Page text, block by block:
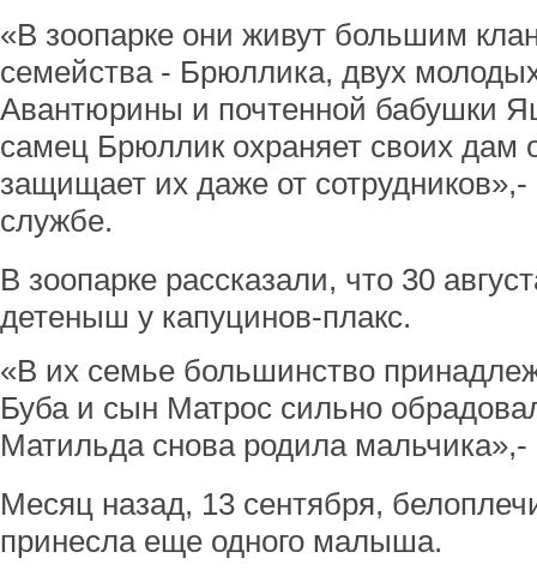
«В зоопарке они живут большим
семейства - Брюллика, двух
Авантюрины и почтенной бабушки
самец Брюллик охраняет своих дам
защищает их даже от
службе.
В зоопарке рассказали, что 30
детеныш у капуцинов-плакс.
«В их семье большинство
Буба и сын Матрос сильно
Матильда снова родила мальчика»,-
Месяц назад, 13 сентября,
принесла еще одного малыша.